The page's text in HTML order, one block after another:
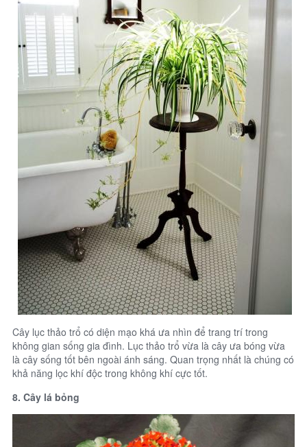
Cây lục thảo trổ có diện mạo khá ưa nhìn để trang trí trong
không gian sống gia đình. Lục thảo trổ vừa là cây ưa bóng vừa
là cây sống tốt bên ngoài ánh sáng. Quan trọng nhất là chúng có
khả năng lọc khí độc trong không khí cực tốt.
8. Cây lá bỏng